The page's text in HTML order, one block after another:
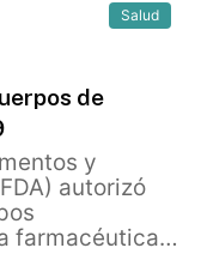
Salud
de
y
autorizó
farmacéutica…